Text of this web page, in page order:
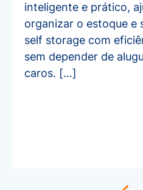
inteligente e prático,
organizar o estoque e
self storage com
sem depender de
caros. […]